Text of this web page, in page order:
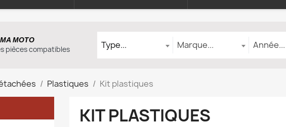
pièces compatibles
MOTO Type... Marque... Année...
Plastiques Kit plastiques
KIT PLASTIQUES